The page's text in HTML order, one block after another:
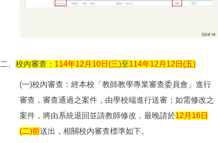
二、 校內審查： 114年12月10日(三)至114年12月12日(五)
(一)校內審查：經本校「教師教學專業審查委員會」進行
審查，審查通過之案件，由學校端進行送審；如需修改之
案件，將由系統退回並請教師修改，最晚請於12月16日
(二)前送出，相關校內審查標準如下。